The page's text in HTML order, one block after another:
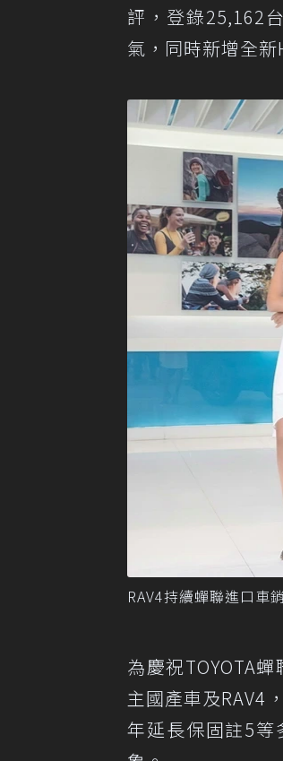
評，登錄25,162
氣，同時新增全
RAV4持續蟬聯進口車
為慶祝TOYOTA
主國產車及RAV4
年延長保固註5